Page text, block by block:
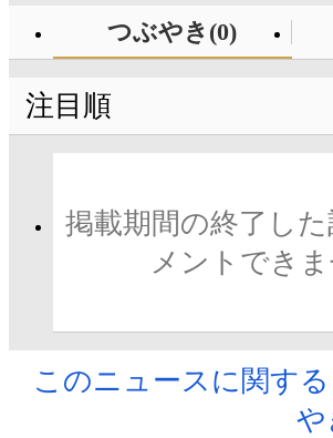
つぶやき(0)
注目順
掲載期間の終了し
メントでき
このニュースに関す
や